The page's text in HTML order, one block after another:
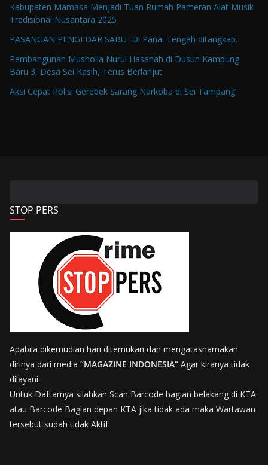
Kabupaten Mamasa Menjadi Tuan Rumah Pameran Alat Musik
Tradisional Nusantara 2025
PASANGAN PENGEDAR SABU Di Panai Tengah ditangkap.
Pembangunan Musholla Nurul Hasanah di Dusun Kampung
Baru 3, Desa Sei Kasih, Terus Berlanjut
Aksi Cepat Polisi Gerebek Sarang Narkoba di Sei Tampang”
STOP PERS
Apabila dikemudian hari ditemukan dan mengatasnamakan
dirinya dari media “MAGAZINE INDONESIA” Agar kiranya tidak
dilayani.
Untuk Daftarnya silahkan Scan Barcode bagian belakang di KTA
atau Barcode Bagian depan KTA jika tidak ada maka Wartawan
tersebut sudah tidak Aktif.